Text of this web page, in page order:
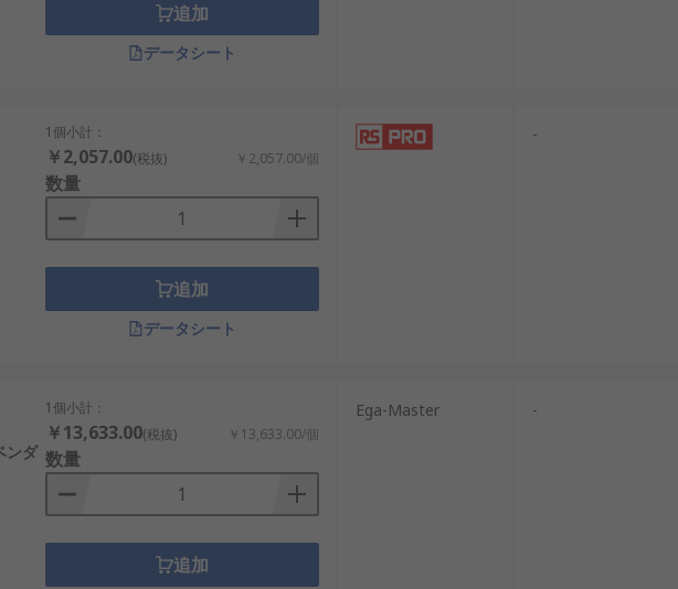
追加
データシート
1個小計：
￥2,057.00(税抜) ￥2,057.00/個
数量
追加
データシート
-
ンダ
1個小計：
￥13,633.00(税抜) ￥13,633.00/個
数量
追加
Ega-Master -